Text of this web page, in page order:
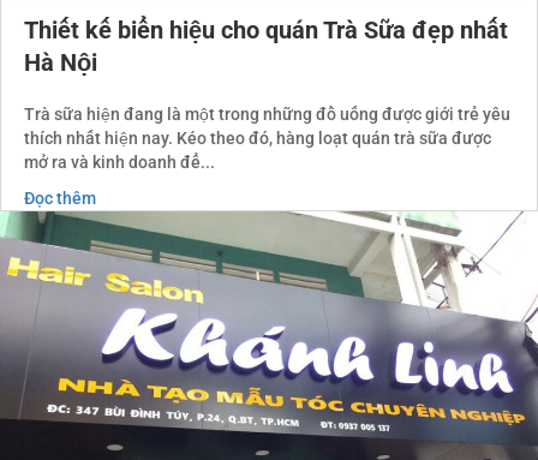
Thiết kế biển hiệu cho quán Trà Sữa đẹp nhất
Hà Nội
Trà sữa hiện đang là một trong những đồ uống được giới trẻ yêu
thích nhất hiện nay. Kéo theo đó, hàng loạt quán trà sữa được
mở ra và kinh doanh để...
Đọc thêm